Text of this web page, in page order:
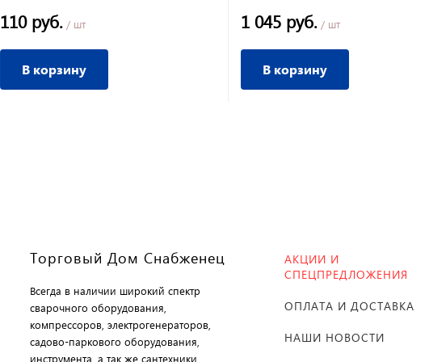
110 руб. / шт
В корзину
1 045 руб. / шт
В корзину
Торговый Дом Снабженец
Всегда в наличии широкий спектр
сварочного оборудования,
компрессоров, электрогенераторов,
садово-паркового оборудования,
инструмента, а так же сантехники,
АКЦИИ И
СПЕЦПРЕДЛОЖЕНИЯ
ОПЛАТА И ДОСТАВКА
НАШИ НОВОСТИ